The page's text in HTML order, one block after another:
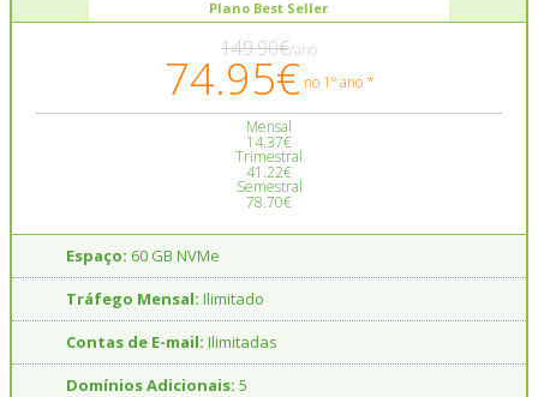
Plano Best Seller
149.90€/ano
74.95€ no 1º ano *
Mensal
14.37€
Trimestral
41.22€
Semestral
78.70€
Espaço: 60 GB NVMe
Tráfego Mensal: Ilimitado
Contas de E-mail: Ilimitadas
Domínios Adicionais: 5